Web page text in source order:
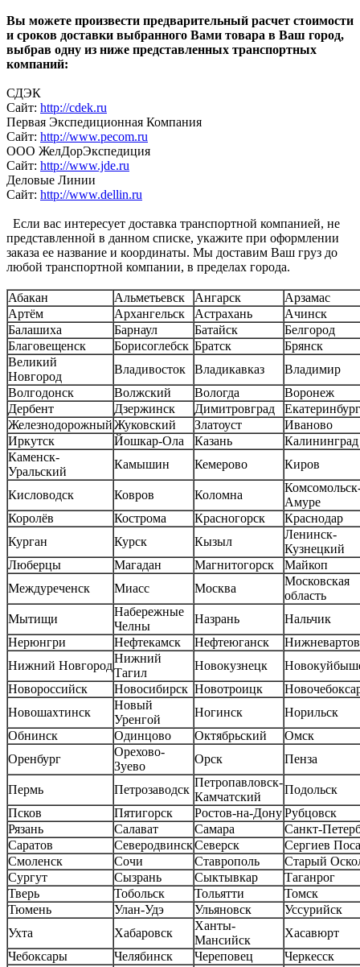
Вы можете произвести предварительный расчет стоимости
и сроков доставки выбранного Вами товара в Ваш город,
выбрав одну из ниже представленных транспортных
компаний:
СДЭК
Сайт: http://cdek.ru
Первая Экспедиционная Компания
Сайт: http://www.pecom.ru
ООО ЖелДорЭкспедиция
Сайт: http://www.jde.ru
Деловые Линии
Сайт: http://www.dellin.ru
Если вас интересует доставка транспортной компанией, не
представленной в данном списке, укажите при оформлении
заказа ее название и координаты. Мы доставим Ваш груз до
любой транспортной компании, в пределах города.
Абакан Альметьевск Ангарск
Арзамас
Артём
Архангельск Астрахань
Ачинск
Балашиха
Барнаул Батайск
Белгород
Благовещенск
Борисоглебск Братск
Брянск
Великий
Новгород
Владивосток Владикавказ
Владимир
Волгодонск
Волжский Вологда
Воронеж
Дербент
Дзержинск Димитровград
Екатеринбург
ЖелезнодорожныйЖуковский Златоуст
Иваново
Иркутск
Йошкар-Ола Казань
Калининград
Каменск-
Уральский
Камышин Кемерово Киров
Кисловодск Ковров Коломна
Амуре
Королёв
Кострома Красногорск
Краснодар
Курган
Курск Кызыл
Ленинск-
Кузнецкий
Люберцы
Магадан Магнитогорск
Майкоп
Междуреченск
Миасс Москва
Московская
область
Мытищи
Набережные
Челны
Назрань
Нальчик
Нерюнгри
Нефтекамск Нефтеюганск
Нижний Новгород
Нижний
Тагил
Новокузнецк
Новороссийск
Новосибирск Новотроицк
Новошахтинск
Новый
Уренгой
Ногинск
Норильск
Обнинск
Одинцово Октябрьский
Омск
Оренбург
Орехово-
Зуево
Орск Пенза
Пермь Петрозаводск
Петропавловск-
Камчатский
Подольск
Псков
Пятигорск Ростов-на-ДонуРубцовск
Рязань
Салават Самара
Санкт-
Саратов
СеверодвинскСеверск
Сергиев
Смоленск
Сочи Ставрополь
Старый
Сургут
Сызрань Сыктывкар
Таганрог
Тверь
Тобольск Тольятти
Томск
Тюмень
Улан-Удэ Ульяновск
Уссурийск
Ухта
Хабаровск
Ханты-
Мансийск
Хасавюрт
Чебоксары
Челябинск Череповец
Черкесск